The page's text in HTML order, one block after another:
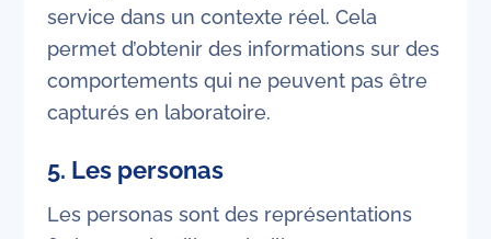
service dans un contexte réel. Cela
permet d’obtenir des informations sur des
comportements qui ne peuvent pas être
capturés en laboratoire.
5. Les personas
Les personas sont des représentations